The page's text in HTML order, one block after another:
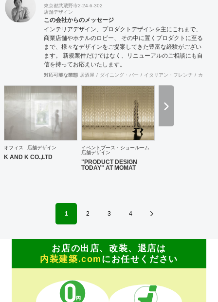
東京都武蔵野市2-24-6-302
店舗デザイン
この会社からのメッセージ
インテリアデザイン、プロダクトデザインを主にこれまで、
商業店舗やホテルのロビー、 その中に置くプロダクトに至る
まで、様々なデザインをご提案してきた豊富な経験がござい
ます。 新規案件だけではなく、リニューアルのご相談にも自
信を持ってお応えいたします。
対応可能な業態 居酒屋 ダイニング・バー イタリアン・フレンチ カフェ
オフィス 店舗デザイン
K AND K CO.,LTD
イベントブース・ショールーム
店舗デザイン
"PRODUCT DESIGN
TODAY" AT MOMAT
1 2 3 4
お店の出店、改装、退店は
内装建築.com にお任せください